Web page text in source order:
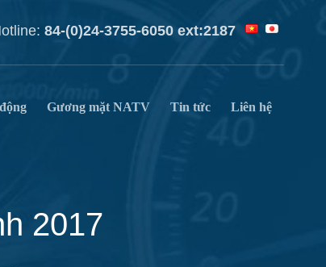
84-(0)24-3755-6050 ext:2187
Gương mặt NATV Tin tức Liên hệ
2017